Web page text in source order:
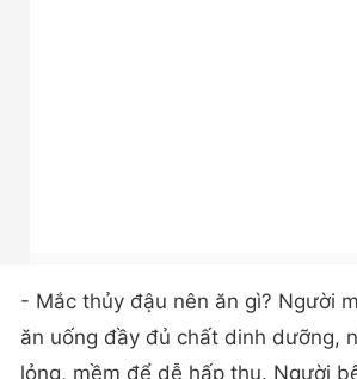
- Mắc thủy đậu nên ăn gì? Người
ăn uống đầy đủ chất dinh dưỡng,
lỏng, mềm để dễ hấp thu. Người